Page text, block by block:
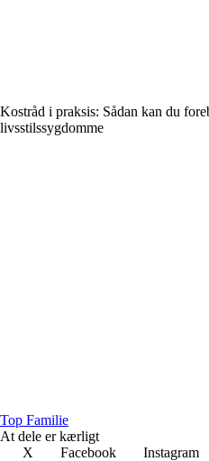
Kostråd i praksis: Sådan kan du
livsstilssygdomme
Top Familie
At dele er kærligt
X
Facebook Instagram